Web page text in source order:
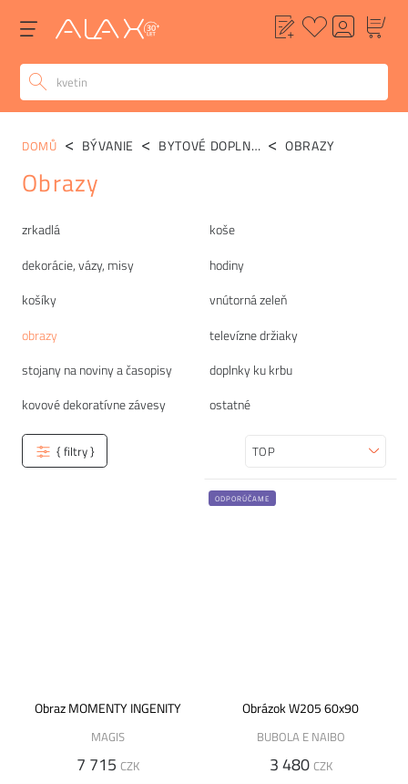
Kategórie
zrkadlá
koše
dekorácie, vázy, misy
hodiny
košíky
vnútorná zeleň
obrazy
televízne držiaky
stojany na noviny a časopisy
doplnky ku krbu
kovové dekoratívne závesy
ostatné
DOMŮ BÝVANIE BYTOVÉ DOPLNKY OBRAZY
Obrazy
{ filtry } Zoradiť
Obraz MOMENTY INGENITY
MAGIS
7 715 CZK
ODPORÚČAME
Obrázok W205 60x90
BUBOLA E NAIBO
3 480 CZK